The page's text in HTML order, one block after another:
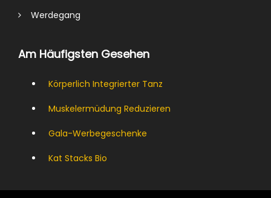
Werdegang
Am Häufigsten Gesehen
Körperlich Integrierter Tanz
Muskelermüdung Reduzieren
Gala-Werbegeschenke
Kat Stacks Bio